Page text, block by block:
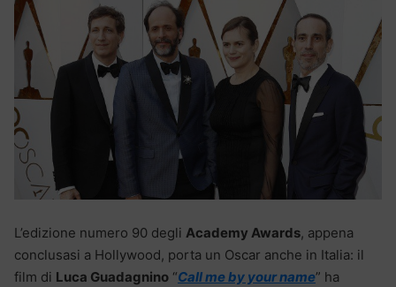
L’edizione numero 90 degli Academy Awards, appena
conclusasi a Hollywood, porta un Oscar anche in Italia: il
film di Luca Guadagnino “Call me by your name” ha